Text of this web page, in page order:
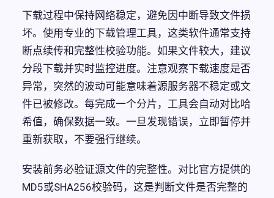
下载过程中保持网络稳定，避免因中断导致文件损
坏。使用专业的下载管理工具，这类软件通常支持
断点续传和完整性校验功能。如果文件较大，建议
分段下载并实时监控进度。注意观察下载速度是否
异常，突然的波动可能意味着源服务器不稳定或文
件已被修改。每完成一个分片，工具会自动对比哈
希值，确保数据一致。一旦发现错误，立即暂停并
重新获取，不要强行继续。
安装前务必验证源文件的完整性。对比官方提供的
MD5或SHA256校验码，这是判断文件是否完整的